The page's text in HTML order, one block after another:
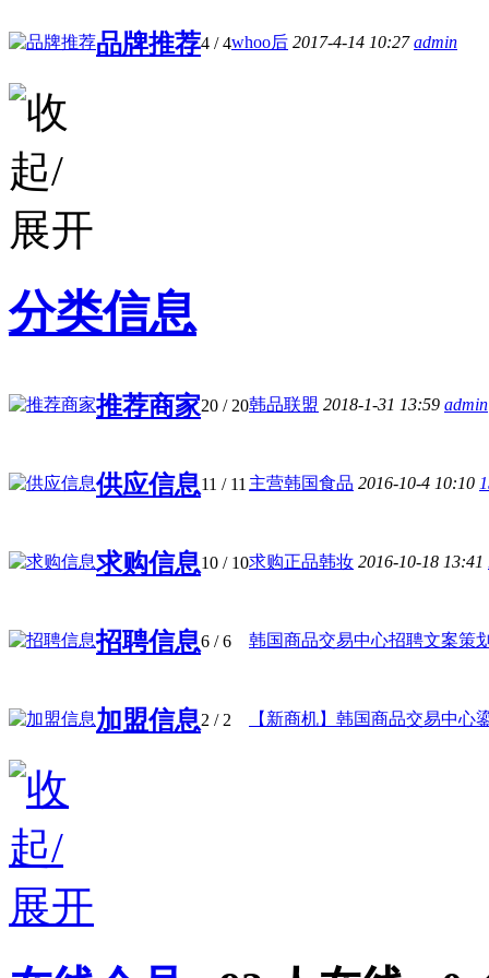
品牌推荐4 / 4whoo后 2017-4-14 10:27admin
分类信息
推荐商家20 / 20韩品联盟 2018-1-31 13:59 admin
供应信息11 / 11 主营韩国食品 2016-10-4 10:10
求购信息10 / 10求购正品韩妆 2016-10-18 13:41
招聘信息6 / 6 韩国商品交易中心招聘文案策
加盟信息2 / 2 【新商机】韩国商品交易中心